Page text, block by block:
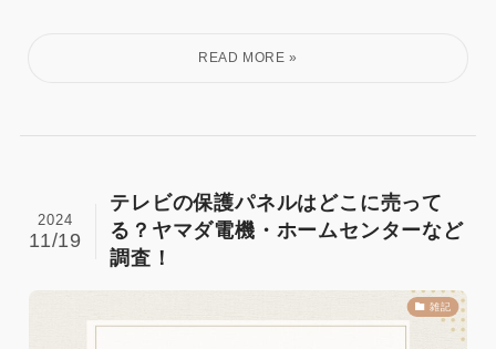
テレビの保護パネルはどこに売って
る？ヤマダ電機・ホームセンターなど
調査！
2024
11/19
雑記